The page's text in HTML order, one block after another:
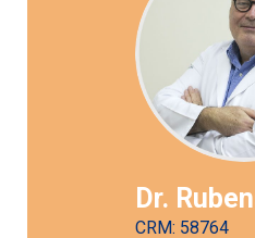
Dr.
CRM: 58764